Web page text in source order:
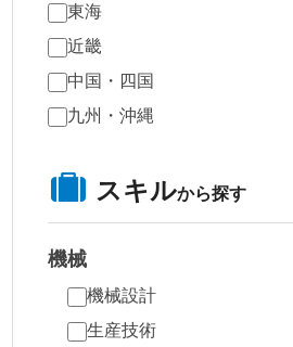
東海
近畿
中国・四国
九州・沖縄
スキルから探す
機械
機械設計
生産技術